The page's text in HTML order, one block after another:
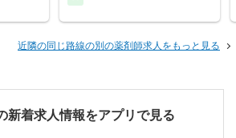
近隣の同じ路線の別の薬剤師求人をもっと見る
新着求人情報をアプリで見る